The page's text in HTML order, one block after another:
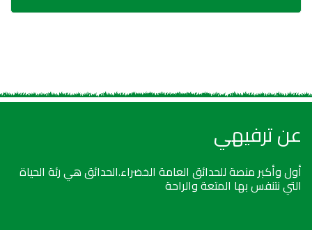
عن ترفيهي
أول وأكبر منصة للحدائق العامة الخضراء.الحدائق هي رئة الحياة
التي نتنفس بها المتعة والراحة